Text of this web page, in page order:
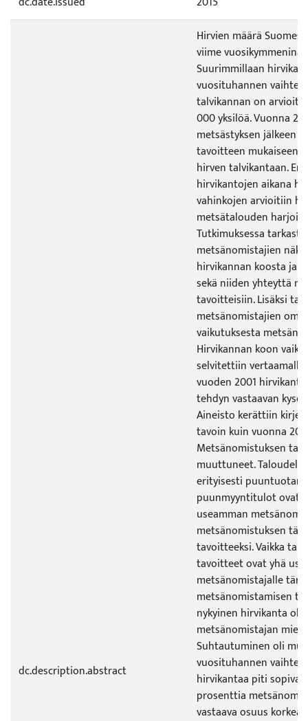
dc.description.abstract
Hirvien määrä
viime vuosikymmeninä
Suurimmillaan
vuosituhannen
talvikannan on
000 yksilöä. Vuonna
metsästyksen jälkeen
tavoitteen mukaiseen
hirven talvikantaan.
hirvikantojen aikana
vahinkojen arvioitiin
metsätalouden
Tutkimuksessa
metsänomistajien
hirvikannan koosta ja
sekä niiden yhteyttä
tavoitteisiin. Lisäksi
metsänomistajien
vaikutuksesta
Hirvikannan koon
selvitettiin
vuoden 2001
tehdyn vastaavan
Aineisto kerättiin
tavoin kuin vuonna
Metsänomistuksen
muuttuneet.
erityisesti
puunmyyntitulot ovat
useamman
metsänomistuksen
tavoitteeksi. Vaikka
tavoitteet ovat yhä
metsänomistajalle
metsänomistamisen
nykyinen hirvikanta
metsänomistajan
Suhtautuminen oli
vuosituhannen
hirvikantaa piti
prosenttia
vastaava osuus